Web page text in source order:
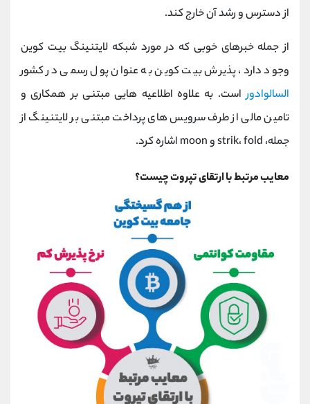
از دسترس و رشد آن خارج کند.
از جمله خبرهای خوبی که در مورد شبکه لایتنینگ بیت کوین
وجود دارد، پذیرش بیت کوین به عنوان پول رسمی در کشور
السالوادوراست. به علاوه اطلاعیه هایی مبتنی بر همکاری و
تامین مالی از طرف سرویس های پرداخت مبتنی بر لایتنینگ از
جمله، strik، fold و moon اشاره کرد.
معایب مرتبط با ارتقای تپروت چیست؟